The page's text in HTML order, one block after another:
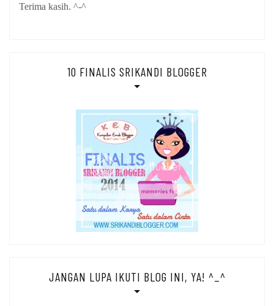
Terima kasih. ^-^
10 FINALIS SRIKANDI BLOGGER
JANGAN LUPA IKUTI BLOG INI, YA! ^_^